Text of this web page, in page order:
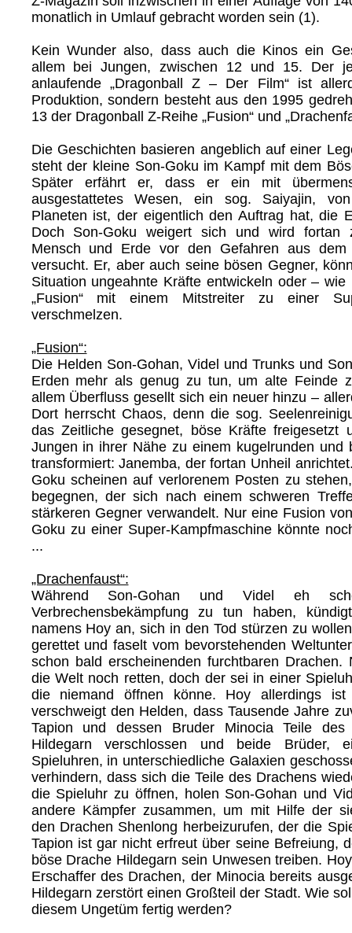
monatlich in Umlauf gebracht worden sein (1).
Kein Wunder also, dass auch die Kinos ein
allem bei Jungen, zwischen 12 und 15. Der
anlaufende „Dragonball Z – Der Film“ ist
Produktion, sondern besteht aus den 1995
13 der Dragonball Z-Reihe „Fusion“ und
Die Geschichten basieren angeblich auf einer
steht der kleine Son-Goku im Kampf mit dem
Später erfährt er, dass er ein mit
ausgestattetes Wesen, ein sog. Saiyajin,
Planeten ist, der eigentlich den Auftrag hat, die
Doch Son-Goku weigert sich und wird fortan
Mensch und Erde vor den Gefahren aus
versucht. Er, aber auch seine bösen Gegner,
Situation ungeahnte Kräfte entwickeln oder –
„Fusion“ mit einem Mitstreiter zu einer
verschmelzen.
„Fusion“:
Die Helden Son-Gohan, Videl und Trunks und
Erden mehr als genug zu tun, um alte Feinde
allem Überfluss gesellt sich ein neuer hinzu –
Dort herrscht Chaos, denn die sog.
das Zeitliche gesegnet, böse Kräfte freigesetzt
Jungen in ihrer Nähe zu einem kugelrunden und
transformiert: Janemba, der fortan Unheil
Goku scheinen auf verlorenem Posten zu
begegnen, der sich nach einem schweren
stärkeren Gegner verwandelt. Nur eine Fusion
Goku zu einer Super-Kampfmaschine könnte
...
„Drachenfaust“:
Während Son-Gohan und Videl eh
Verbrechensbekämpfung zu tun haben,
namens Hoy an, sich in den Tod stürzen zu
gerettet und faselt vom bevorstehenden
schon bald erscheinenden furchtbaren Drachen.
die Welt noch retten, doch der sei in einer
die niemand öffnen könne. Hoy allerdings
verschweigt den Helden, dass Tausende Jahre
Tapion und dessen Bruder Minocia Teile des
Hildegarn verschlossen und beide Brüder,
Spieluhren, in unterschiedliche Galaxien
verhindern, dass sich die Teile des Drachens
die Spieluhr zu öffnen, holen Son-Gohan und
andere Kämpfer zusammen, um mit Hilfe der
den Drachen Shenlong herbeizurufen, der die
Tapion ist gar nicht erfreut über seine Befreiung,
böse Drache Hildegarn sein Unwesen treiben.
Erschaffer des Drachen, der Minocia bereits
Hildegarn zerstört einen Großteil der Stadt. Wie
diesem Ungetüm fertig werden?